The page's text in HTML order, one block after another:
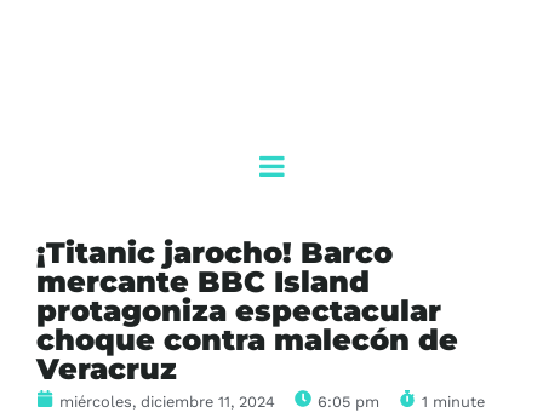
¡Titanic jarocho! Barco
mercante BBC Island
protagoniza espectacular
choque contra malecón de
Veracruz
miércoles, diciembre 11, 2024 6:05 pm 1 minute